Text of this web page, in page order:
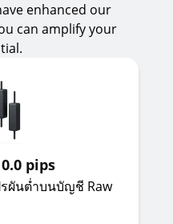
enhanced our
can amplify your
pips
ผันต่ำบนบัญชี Raw